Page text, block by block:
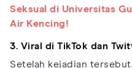
Seksual di Universitas
Air Kencing!
3. Viral di TikTok dan
Setelah kejadian